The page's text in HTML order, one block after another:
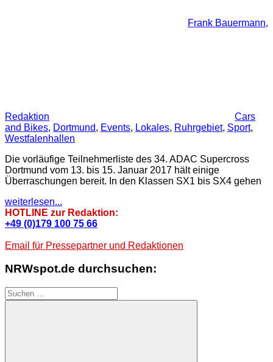
Frank Bauermann,
Redaktion
Cars
and Bikes, Dortmund, Events, Lokales, Ruhrgebiet, Sport,
Westfalenhallen
Die vorläufige Teilnehmerliste des 34. ADAC Supercross
Dortmund vom 13. bis 15. Januar 2017 hält einige
Überraschungen bereit. In den Klassen SX1 bis SX4 gehen
weiterlesen...
HOTLINE zur Redaktion:
+49 (0)179 100 75 66
Email für Pressepartner und Redaktionen
NRWspot.de durchsuchen:
Suchen
nach: